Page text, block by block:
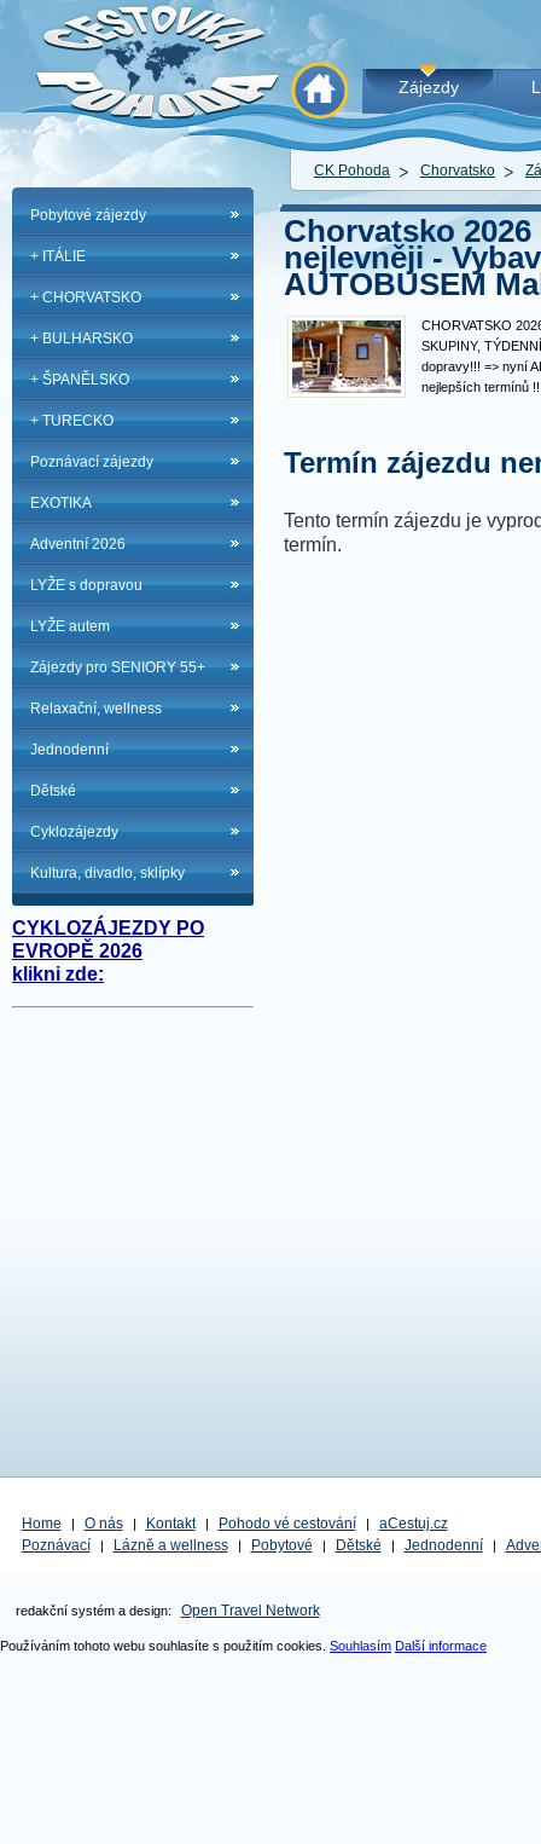
Zájezdy
CK Pohoda Chorvatsko
Pobytové zájezdy
+ ITÁLIE
+ CHORVATSKO
+ BULHARSKO
+ ŠPANĚLSKO
+ TURECKO
Poznávací zájezdy
EXOTIKA
Adventní 2026
LYŽE s dopravou
LYŽE autem
Zájezdy pro SENIORY 55+
Relaxační, wellness
Jednodenní
Dětské
Cyklozájezdy
Kultura, divadlo, sklípky
CYKLOZÁJEZDY PO
EVROPĚ 2026
klikni zde:
Chorvatsko
nejlevněji -
AUTOBUSEM
CHORVATSKO
SKUPINY,
dopravy!!! => nyní
nejlepších termínů
CHATKÁCH V
Termín zájezdu
Tento termín zájezdu je
termín.
Home | O nás | Kontakt | Pohodo vé cestování |
aCestuj.cz
Poznávací
| Lázně a wellness | Pobytové | Dětské | Jednodenní |
redakční systém a design: Open Travel Network
Používáním tohoto webu souhlasíte s použitím cookies. Souhlasím Další informace